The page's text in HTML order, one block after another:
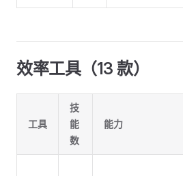
效率工具（13 款）
工具
技
能
数
能力